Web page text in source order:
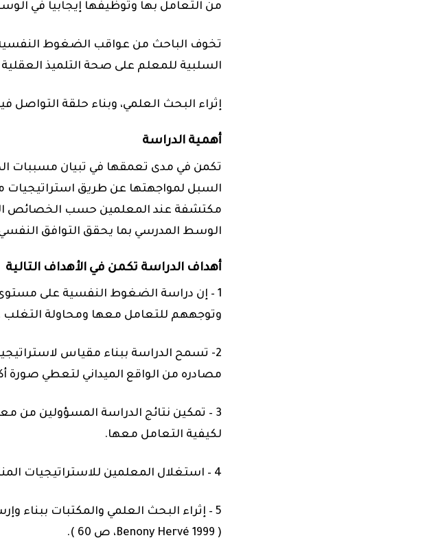
من التعامل بها وتوظيفها إيجابيا في
تخوف الباحث من عواقب الضغوط النفسية
السلبية للمعلم على صحة التلميذ
إثراء البحث العلمي، وبناء حلقة التواصل
أهمية الدراسة
تكمن في مدى تعمقها في تبيان مسببات
السبل لمواجهتها عن طريق استراتيجيات
مكتشفة عند المعلمين حسب الخصائص
الوسط المدرسي بما يحقق التوافق النفسي
أهداف الدراسة تكمن في الأهداف التالية
1 – إن دراسة الضغوط النفسية على
وتوجههم للتعامل معها ومحاولة التغلب
-2 تسمح الدراسة ببناء مقياس
مصادره من الواقع الميداني لتعطي صورة
3 – تمكين نتائج الدراسة المسؤولين
لكيفية التعامل معها.
4 – استغلال المعلمين للاستراتيجيات المناسبة، يمكنهم من مواجهة الضغوط التي
5 – إثراء البحث العلمي والمكتبات
(
Benony Hervé 1999، ص 60 ).